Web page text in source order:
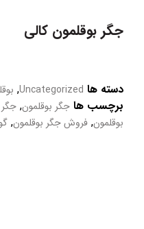
جگر بوقلمون کالی
دسته ها Uncategorized
,
برچسب ها جگر بوقلمون, جگر
بوقلمون, فروش جگر بوقلمون,